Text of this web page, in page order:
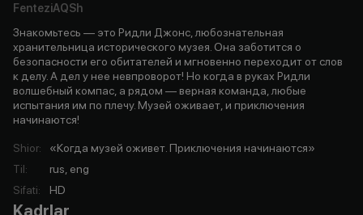
FenteziAQSh
Знакомьтесь — это Ридли Джонс, любознательная
хранительница исторического музея. Она заботится о
безопасности его обитателей и мгновенно переходит от слов
к делу. А дел у нее невпроворот! Но когда в руках Ридли
волшебный компас, а рядом — верная команда, любые
испытания им по плечу. Музей оживает, и приключения
начинаются!
Shior:
«Когда музей оживет. Приключения начинаются»
Til:
rus, eng
Sifati: HD
Kadrlar